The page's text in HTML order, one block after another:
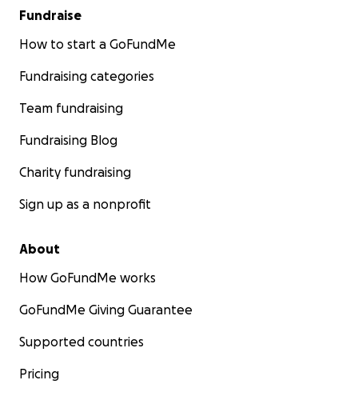
Fundraise
How to start a GoFundMe
Fundraising categories
Team fundraising
Fundraising Blog
Charity fundraising
Sign up as a nonprofit
About
How GoFundMe works
GoFundMe Giving Guarantee
Supported countries
Pricing